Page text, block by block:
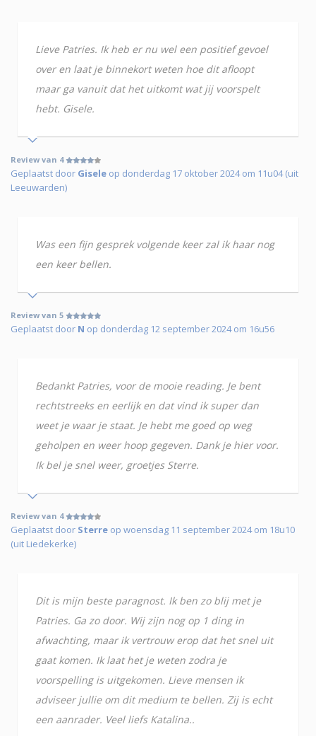
Lieve Patries. Ik heb er nu wel een positief gevoel
over en laat je binnekort weten hoe dit afloopt
maar ga vanuit dat het uitkomt wat jij voorspelt
hebt. Gisele.
Review van 4
Geplaatst door Gisele op donderdag 17 oktober 2024 om 11u04 (uit
Leeuwarden)
Was een fijn gesprek volgende keer zal ik haar nog
een keer bellen.
Review van 5
Geplaatst door N op donderdag 12 september 2024 om 16u56
Bedankt Patries, voor de mooie reading. Je bent
rechtstreeks en eerlijk en dat vind ik super dan
weet je waar je staat. Je hebt me goed op weg
geholpen en weer hoop gegeven. Dank je hier voor.
Ik bel je snel weer, groetjes Sterre.
Review van 4
Geplaatst door Sterre op woensdag 11 september 2024 om 18u10
(uit Liedekerke)
Dit is mijn beste paragnost. Ik ben zo blij met je
Patries. Ga zo door. Wij zijn nog op 1 ding in
afwachting, maar ik vertrouw erop dat het snel uit
gaat komen. Ik laat het je weten zodra je
voorspelling is uitgekomen. Lieve mensen ik
adviseer jullie om dit medium te bellen. Zij is echt
een aanrader. Veel liefs Katalina..